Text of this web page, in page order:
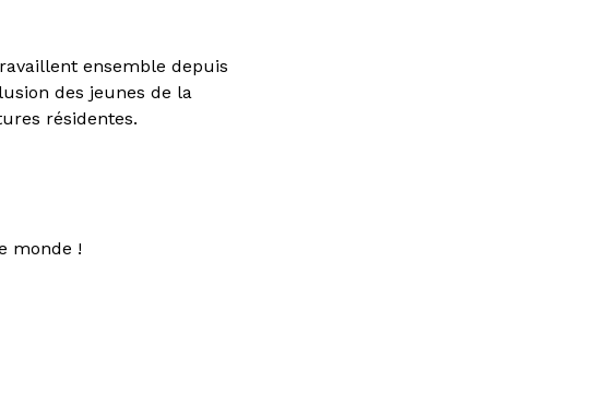
ensemble depuis
des jeunes de la
résidentes.
monde !